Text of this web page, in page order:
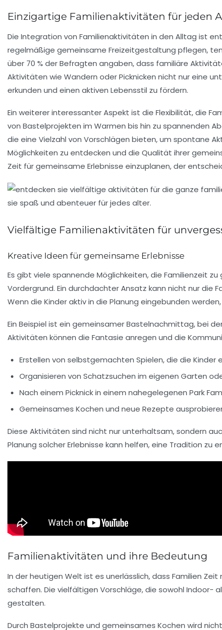
Einzigartige Familienaktivitäten für jeden
Die Integration von Familienaktivitäten in den Alltag ist
regelmäßige gemeinsame Freizeitgestaltung pflegen,
über 70 % der Befragten angaben, dass familiäre
Aktivitäten wie Wandern oder Picknicken nicht nur eine
erkunden und einen aktiven Lebensstil zu fördern.
Ein weiterer interessanter Aspekt ist die Flexibilität, die
von Bastelprojekten im Warmen bis hin zu spannenden
die eine Vielzahl von Vorschlägen bieten, um spontane
Möglichkeiten zu entdecken und die Qualität ihrer
Zeit für gemeinsame Erlebnisse einzuplanen, der
Vielfältige Familienaktivitäten für
Kreative Ideen für gemeinsame Erlebnisse
Es gibt viele spannende Möglichkeiten, die Familienzeit
Vordergrund. Ein durchdachter Ansatz kann nicht nur die
Wenn die Kinder aktiv in die Planung eingebunden
Ein Beispiel ist ein gemeinsamerBastelnachmittag, bei
Aktivitäten können die Fantasie anregen und die
Erstellen von selbstgemachten Spielen, die die Kinder
Organisieren von Schatzsuchen im eigenen Garten
Nach einem Picknickin einem nahegelegenen Park
Gemeinsames Kochen und neue Rezepte
Diese Aktivitäten sind nicht nur unterhaltsam, sondern
Planung solcher Erlebnisse kann helfen, eine Tradition zu
Familienaktivitäten und ihre Bedeutung
In der heutigen Welt ist es unerlässlich, dass Familien
schaffen. Die vielfältigen Vorschläge, die sowohl Indoor-
gestalten.
Durch Bastelprojekte und gemeinsames Kochen wird